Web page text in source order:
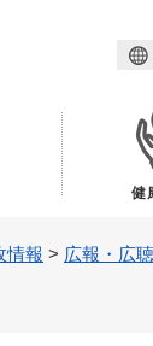
健
情報 > 広報・広聴